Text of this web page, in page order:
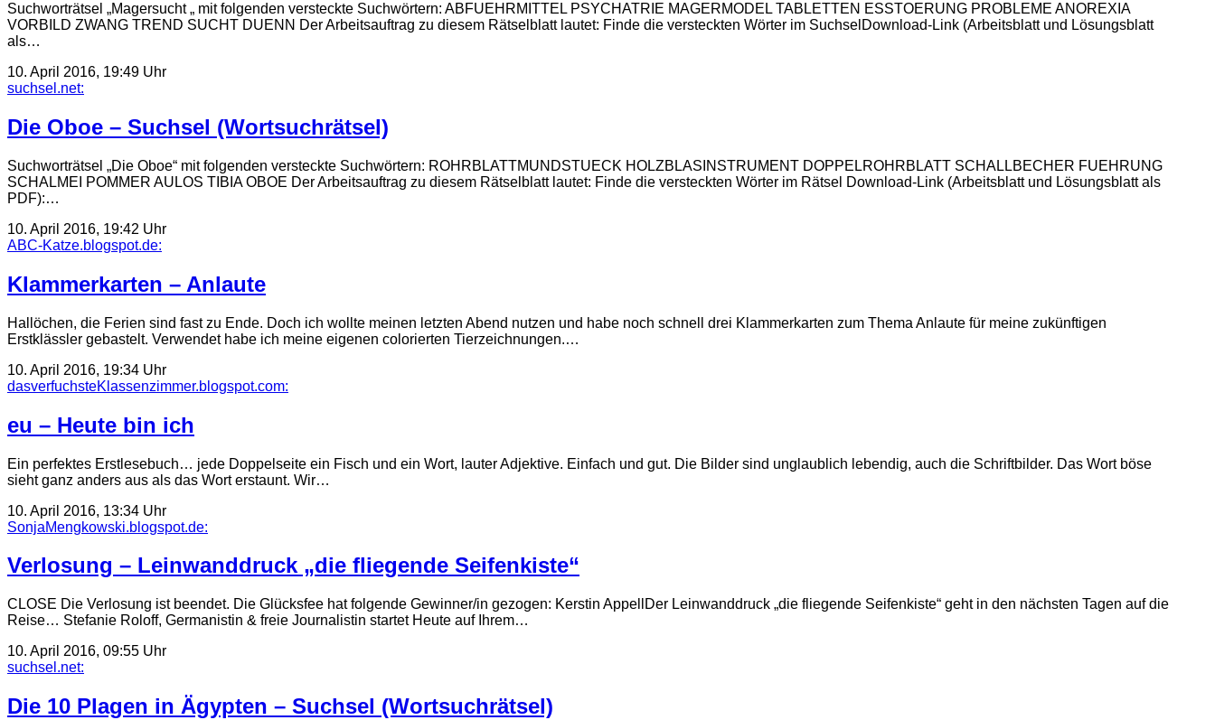
Suchworträtsel „Magersucht „ mit folgenden versteckte Suchwörtern: ABFUEHRMITTEL PSYCHATRIE MAGERMODEL TABLETTEN ESSTOERUNG PROBLEME ANOREXIA
VORBILD ZWANG TREND SUCHT DUENN Der Arbeitsauftrag zu diesem Rätselblatt lautet: Finde die versteckten Wörter im SuchselDownload-Link (Arbeitsblatt und Lösungsblatt
als…
10. April 2016, 19:49 Uhr
suchsel.net:
Die Oboe – Suchsel (Wortsuchrätsel)
Suchworträtsel „Die Oboe“ mit folgenden versteckte Suchwörtern: ROHRBLATTMUNDSTUECK HOLZBLASINSTRUMENT DOPPELROHRBLATT SCHALLBECHER FUEHRUNG
SCHALMEI POMMER AULOS TIBIA OBOE Der Arbeitsauftrag zu diesem Rätselblatt lautet: Finde die versteckten Wörter im Rätsel Download-Link (Arbeitsblatt und Lösungsblatt als
PDF):…
10. April 2016, 19:42 Uhr
ABC-Katze.blogspot.de:
Klammerkarten – Anlaute
Hallöchen, die Ferien sind fast zu Ende. Doch ich wollte meinen letzten Abend nutzen und habe noch schnell drei Klammerkarten zum Thema Anlaute für meine zukünftigen
Erstklässler gebastelt. Verwendet habe ich meine eigenen colorierten Tierzeichnungen.…
10. April 2016, 19:34 Uhr
dasverfuchsteKlassenzimmer.blogspot.com:
eu – Heute bin ich
Ein perfektes Erstlesebuch… jede Doppelseite ein Fisch und ein Wort, lauter Adjektive. Einfach und gut. Die Bilder sind unglaublich lebendig, auch die Schriftbilder. Das Wort böse
sieht ganz anders aus als das Wort erstaunt. Wir…
10. April 2016, 13:34 Uhr
SonjaMengkowski.blogspot.de:
Verlosung – Leinwanddruck „die fliegende Seifenkiste“
CLOSE Die Verlosung ist beendet. Die Glücksfee hat folgende Gewinner/in gezogen: Kerstin AppellDer Leinwanddruck „die fliegende Seifenkiste“ geht in den nächsten Tagen auf die
Reise… Stefanie Roloff, Germanistin & freie Journalistin startet Heute auf Ihrem…
10. April 2016, 09:55 Uhr
suchsel.net:
Die 10 Plagen in Ägypten – Suchsel (Wortsuchrätsel)